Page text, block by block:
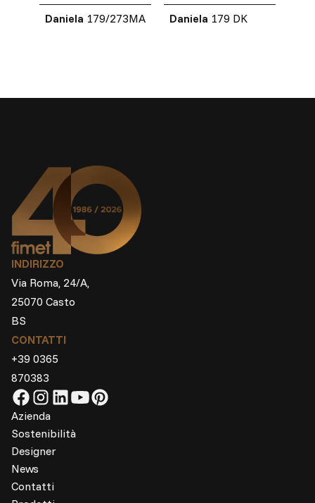
Daniela 179/273MA Daniela 179 DK
INDIRIZZO
Via Roma, 24/A,
25070 Casto
BS
CONTATTI
+39 0365
870383
Azienda
Sostenibilità
Designer
News
Contatti